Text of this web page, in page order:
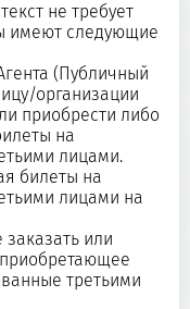
не требует
имеют следующие
(Публичный
организации
приобрести либо
на
лицами.
билеты на
лицами на
или
третьими